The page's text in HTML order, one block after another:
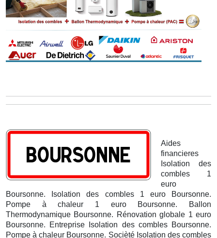
Aides
financieres
Isolation des
combles 1
euro
Boursonne. Isolation des combles 1 euro Boursonne.
Pompe à chaleur 1 euro Boursonne. Ballon
Thermodynamique Boursonne. Rénovation globale 1 euro
Boursonne. Entreprise Isolation des combles Boursonne.
Pompe à chaleur Boursonne. Socièté Isolation des combles